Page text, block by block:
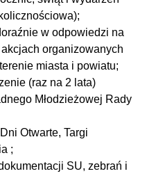
w odpowiedzi na
organizowanych
miasta i powiatu;
(raz na 2 lata)
Młodzieżowej Rady
Otwarte, Targi
;
SU, zebrań i